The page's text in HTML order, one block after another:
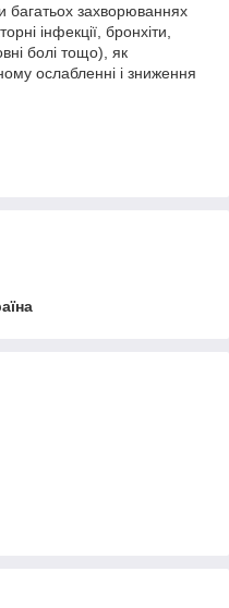
багатьох захворюваннях
інфекції, бронхіти,
болі тощо), як
ослабленні і зниження